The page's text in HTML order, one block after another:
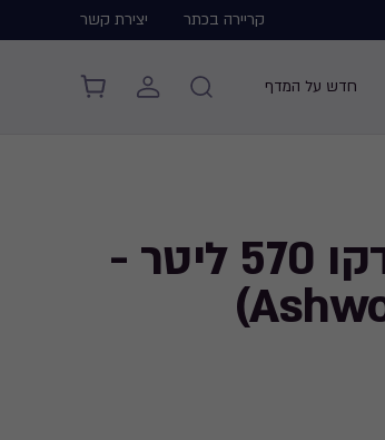
קריירה בכתר
יצירת קשר
חדש על המדף
ארגז אחסון דקו 570 ליטר -